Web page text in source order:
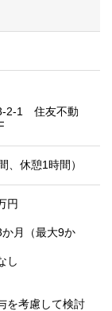
2-1 住友不動
、休憩1時間）
円
月（最大9か
し
を考慮して検討